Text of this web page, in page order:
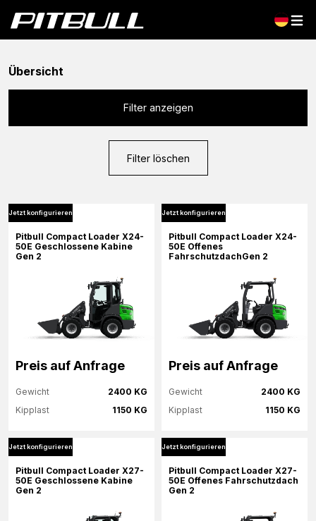
Übersicht
Filter anzeigen
Filter löschen
Jetzt konfigurieren
Pitbull Compact Loader X24-
50E Geschlossene Kabine
Gen 2
Preis auf Anfrage
2400 KG
Gewicht
1150 KG
Kipplast
Mehr Informationen
Jetzt konfigurieren
Pitbull Compact Loader X24-
50E Offenes
FahrschutzdachGen 2
Preis auf Anfrage
2400 KG
Gewicht
1150 KG
Kipplast
Mehr Informationen
Jetzt konfigurieren
Pitbull Compact Loader X27-
50E Geschlossene Kabine
Gen 2
Jetzt konfigurieren
Pitbull Compact Loader X27-
50E Offenes Fahrschutzdach
Gen 2